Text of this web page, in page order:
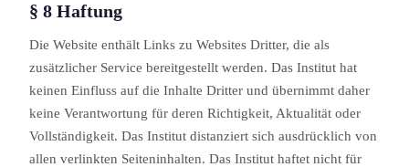
§ 8 Haftung
Die Website enthält Links zu Websites Dritter, die als
zusätzlicher Service bereitgestellt werden. Das Institut hat
keinen Einfluss auf die Inhalte Dritter und übernimmt daher
keine Verantwortung für deren Richtigkeit, Aktualität oder
Vollständigkeit. Das Institut distanziert sich ausdrücklich von
allen verlinkten Seiteninhalten. Das Institut haftet nicht für